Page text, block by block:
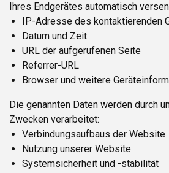
Ihres Endgerätes automatisch
IP-Adresse des kontaktierenden
Datum und Zeit
URL der aufgerufenen Seite
Referrer-URL
Browser und weitere
Die genannten Daten werden durch
Zwecken verarbeitet:
Verbindungsaufbaus der Website
Nutzung unserer Website
Systemsicherheit und -stabilität